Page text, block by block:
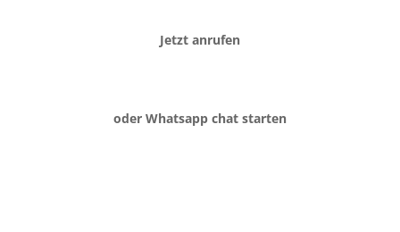
Jetzt anrufen
oder Whatsapp chat starten